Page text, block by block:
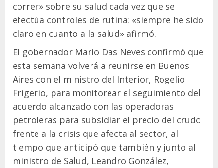
correr» sobre su salud cada vez que se
efectúa controles de rutina: «siempre he sido
claro en cuanto a la salud» afirmó.
El gobernador Mario Das Neves confirmó que
esta semana volverá a reunirse en Buenos
Aires con el ministro del Interior, Rogelio
Frigerio, para monitorear el seguimiento del
acuerdo alcanzado con las operadoras
petroleras para subsidiar el precio del crudo
frente a la crisis que afecta al sector, al
tiempo que anticipó que también y junto al
ministro de Salud, Leandro González,